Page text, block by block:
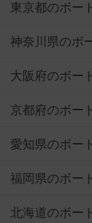
東京都のボー
神奈川県のボ
大阪府のボー
京都府のボー
愛知県のボー
福岡県のボー
北海道のボー